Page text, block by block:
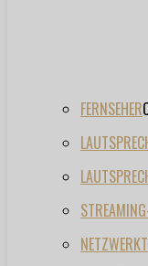
FERNSEHER